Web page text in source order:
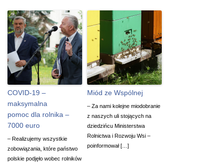
COVID-19 –
maksymalna
pomoc dla rolnika –
7000 euro
– Realizujemy wszystkie
zobowiązania, które państwo
polskie podjęło wobec rolników
Miód ze Wspólnej
– Za nami kolejne miodobranie
z naszych uli stojących na
dziedzińcu Ministerstwa
Rolnictwa i Rozwoju Wsi –
poinformował […]